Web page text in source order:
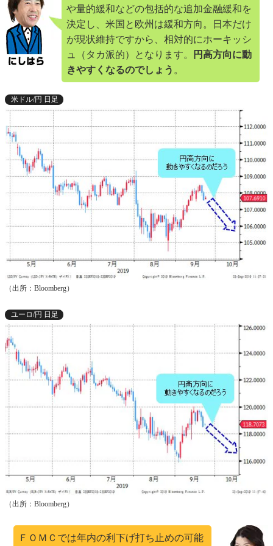
や量的緩和などの包括的な追加金融緩和を
決定し、米国と欧州は緩和方向。日本だけ
が現状維持ですから、相対的にホーキッシ
ュ（タカ派的）となります。
円高方向に動
きやすくなるのでしょう 。
米ドル/円 日足
（出所：Bloomberg）
ユーロ/円 日足
（出所：Bloomberg）
ＦＯＭＣでは年内の利下げ打ち止めの可能